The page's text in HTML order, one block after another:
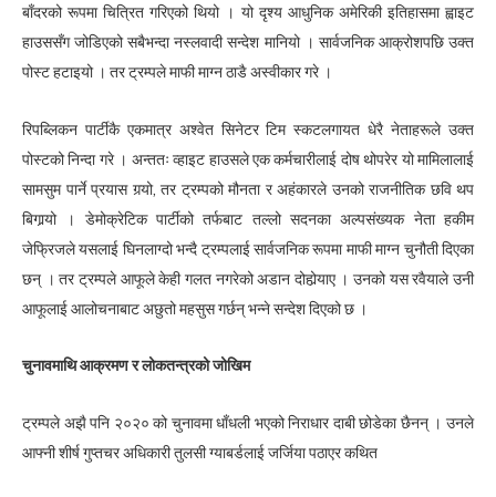
बाँदरको रूपमा चित्रित गरिएको थियो । यो दृश्य आधुनिक अमेरिकी इतिहासमा ह्वाइट
हाउससँग जोडिएको सबैभन्दा नस्लवादी सन्देश मानियो । सार्वजनिक आक्रोशपछि उक्त
पोस्ट हटाइयो । तर ट्रम्पले माफी माग्न ठाडै अस्वीकार गरे ।
रिपब्लिकन पार्टीकै एकमात्र अश्वेत सिनेटर टिम स्कटलगायत धेरै नेताहरूले उक्त
पोस्टको निन्दा गरे । अन्ततः व्हाइट हाउसले एक कर्मचारीलाई दोष थोपरेर यो मामिलालाई
सामसुम पार्ने प्रयास गर्‍यो, तर ट्रम्पको मौनता र अहंकारले उनको राजनीतिक छवि थप
बिगार्‍यो । डेमोक्रेटिक पार्टीको तर्फबाट तल्लो सदनका अल्पसंख्यक नेता हकीम
जेफ्रिजले यसलाई घिनलाग्दो भन्दै ट्रम्पलाई सार्वजनिक रूपमा माफी माग्न चुनौती दिएका
छन् । तर ट्रम्पले आफूले केही गलत नगरेको अडान दोहोर्‍याए । उनको यस रवैयाले उनी
आफूलाई आलोचनाबाट अछुतो महसुस गर्छन् भन्ने सन्देश दिएको छ ।
चुनावमाथि आक्रमण र लोकतन्त्रको जोखिम
ट्रम्पले अझै पनि २०२० को चुनावमा धाँधली भएको निराधार दाबी छोडेका छैनन् । उनले
आफ्नी शीर्ष गुप्तचर अधिकारी तुलसी ग्याबर्डलाई जर्जिया पठाएर कथित